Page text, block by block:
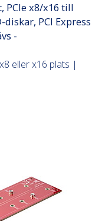
PCIe x8/x16 till
diskar, PCI Express
-
eller x16 plats |